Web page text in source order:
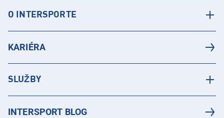
O INTERSPORTE
KARIÉRA
SLUŽBY
INTERSPORT BLOG